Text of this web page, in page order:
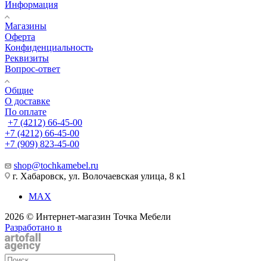
Информация
Магазины
Оферта
Конфиденциальность
Реквизиты
Вопрос-ответ
Общие
О доставке
По оплате
+7 (4212) 66-45-00
+7 (4212) 66-45-00
+7 (909) 823-45-00
shop@tochkamebel.ru
г. Хабаровск, ул. Волочаевская улица, 8 к1
MAX
2026 © Интернет-магазин Точка Мебели
Разработано в